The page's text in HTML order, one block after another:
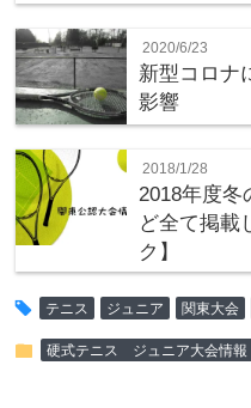
2020/6/23
新型コロナ
影響
2018/1/28
2018年度冬
ど全て掲載
ク】
tag テニス ジュニア 関東大会
folder 硬式テニス ジュニア大会情報